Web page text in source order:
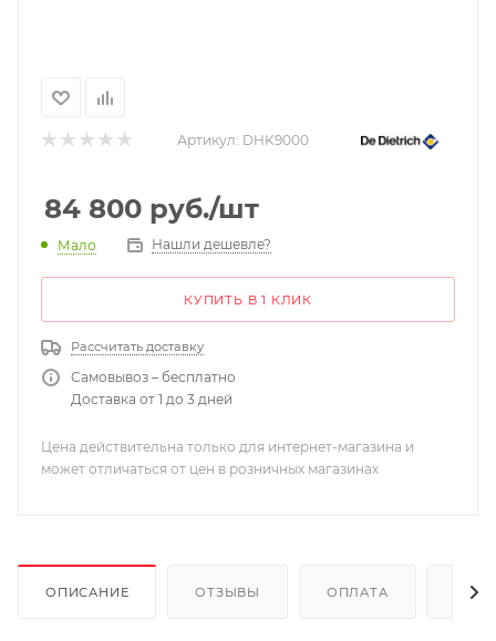
Артикул: DHK9000
84 800 руб./шт
Мало Нашли дешевле?
КУПИТЬ В 1 КЛИК
Рассчитать доставку
Самовывоз – бесплатно
Доставка от 1 до 3 дней
Цена действительна только для интернет-магазина и
может отличаться от цен в розничных магазинах
ОПИСАНИЕ ОТЗЫВЫ ОПЛАТА